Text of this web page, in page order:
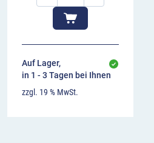
Auf Lager,
in 1 - 3 Tagen bei Ihnen
zzgl. 19 % MwSt.